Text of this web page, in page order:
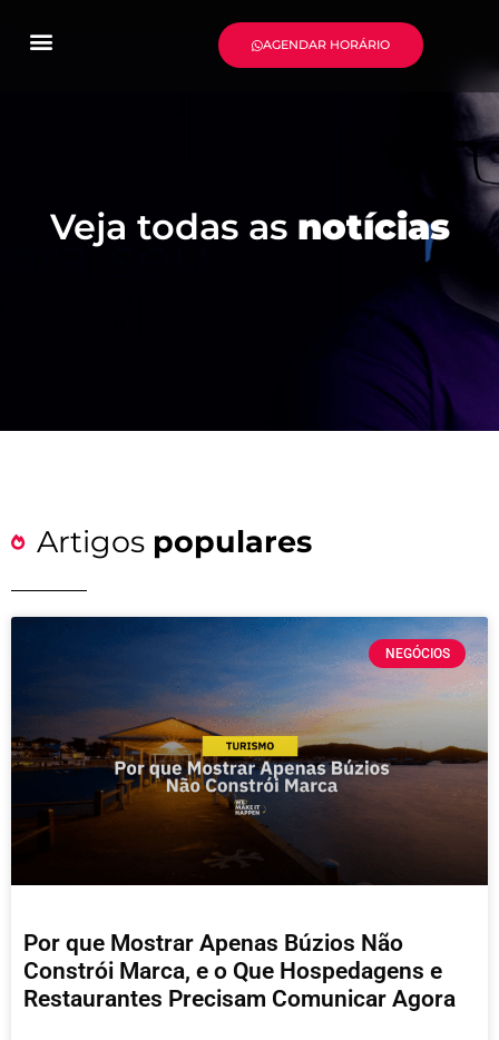
AGENDAR HORÁRIO
Veja todas as notícias
Artigos populares
NEGÓCIOS
Por que Mostrar Apenas Búzios Não
Constrói Marca, e o Que Hospedagens e
Restaurantes Precisam Comunicar Agora